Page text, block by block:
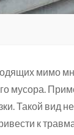
мимо
мусора.
Такой вид
к